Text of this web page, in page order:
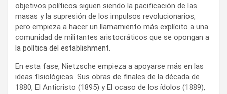
objetivos políticos siguen siendo la pacificación de las
masas y la supresión de los impulsos revolucionarios,
pero empieza a hacer un llamamiento más explícito a una
comunidad de militantes aristocráticos que se opongan a
la política del establishment.
En esta fase, Nietzsche empieza a apoyarse más en las
ideas fisiológicas. Sus obras de finales de la década de
1880, El Anticristo (1895) y El ocaso de los ídolos (1889),